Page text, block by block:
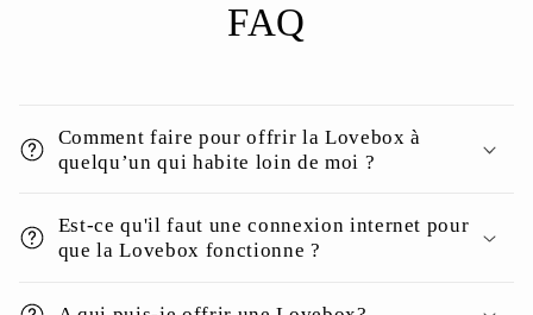
FAQ
Comment faire pour offrir la Lovebox à
quelqu’un qui habite loin de moi ?
Est-ce qu'il faut une connexion internet pour
que la Lovebox fonctionne ?